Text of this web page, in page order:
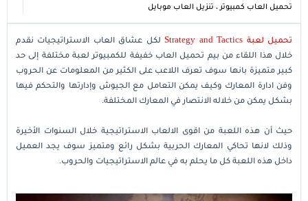
تحميل العاب كمبيوتر ، تنزيل العاب موبايل
تحميل لعبة Strategy and Tactics
لكل عشاق العاب الاستراتيجيات نقدم
خلال هذا اللقاء من بيم تحميل العاب خفيفة للكمبيوتر لعبة مختلفة إلى حد
كبير متميزة بانها سوف تعرف اللاعب على الكثير من المعلومات عن الحروب
وفن ادارة المعارك وكيف يمكن التعامل مع الجيوش وإدارتها والتحكم فيها
بشكل يمكن من خلاله الانتصار في المعارك المختلفة.
حيث أن هذه اللعبة من اقوى الالعاب الاستراتيجية خلال السنوات الأخيرة
وذلك لانها تحاكي المعارك الحربية بشكل رائع ومتميز سوف يجد العميل
داخل هذه اللعبة كل ما يحلم به في عالم الاستراتيجيات والحروب.